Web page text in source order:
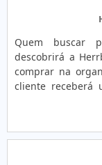
uma solução
sua placa de
durabilidade e
necessidades.
Quem buscar
descobrirá a
comprar na
cliente receberá
garantia de
demanda.MAIS
ADESIVA
adesiva bopp